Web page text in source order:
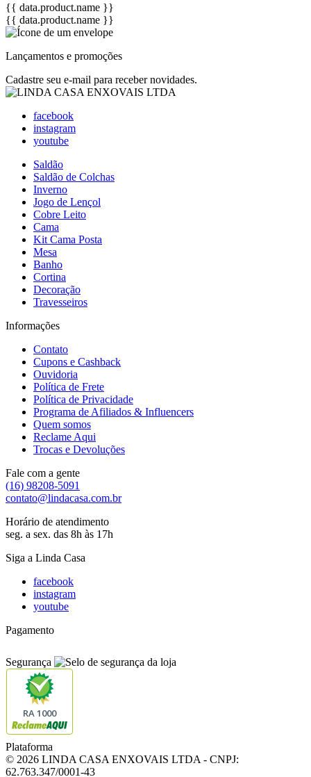
{{ data.product.name }}
{{ data.product.name }}
Lançamentos e promoções
Cadastre seu e-mail para receber novidades.
facebook
instagram
youtube
Saldão
Saldão de Colchas
Inverno
Jogo de Lençol
Cobre Leito
Cama
Kit Cama Posta
Mesa
Banho
Cortina
Decoração
Travesseiros
Informações
Contato
Cupons e Cashback
Ouvidoria
Política de Frete
Política de Privacidade
Programa de Afiliados & Influencers
Quem somos
Reclame Aqui
Trocas e Devoluções
Fale com a gente
(16) 98208-5091
contato@lindacasa.com.br
Horário de atendimento
seg. a sex. das 8h às 17h
Siga a Linda Casa
facebook
instagram
youtube
Pagamento
Segurança
RA 1000
Plataforma
© 2026 LINDA CASA ENXOVAIS LTDA - CNPJ:
62.763.347/0001-43